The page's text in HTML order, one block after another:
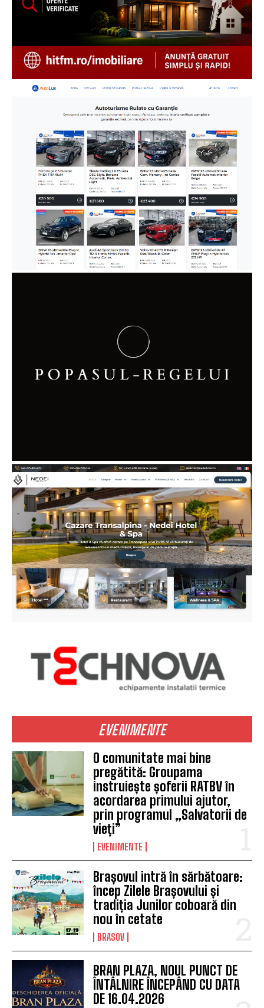
EVENIMENTE
O comunitate mai bine
pregătită: Groupama
instruiește șoferii RATBV în
acordarea primului ajutor,
prin programul „Salvatorii de
vieți”
EVENIMENTE
Brașovul intră în sărbătoare:
încep Zilele Brașovului și
tradiția Junilor coboară din
nou în cetate
BRASOV
BRAN PLAZA, NOUL PUNCT DE
ÎNTÂLNIRE ÎNCEPÂND CU DATA
DE 16.04.2026